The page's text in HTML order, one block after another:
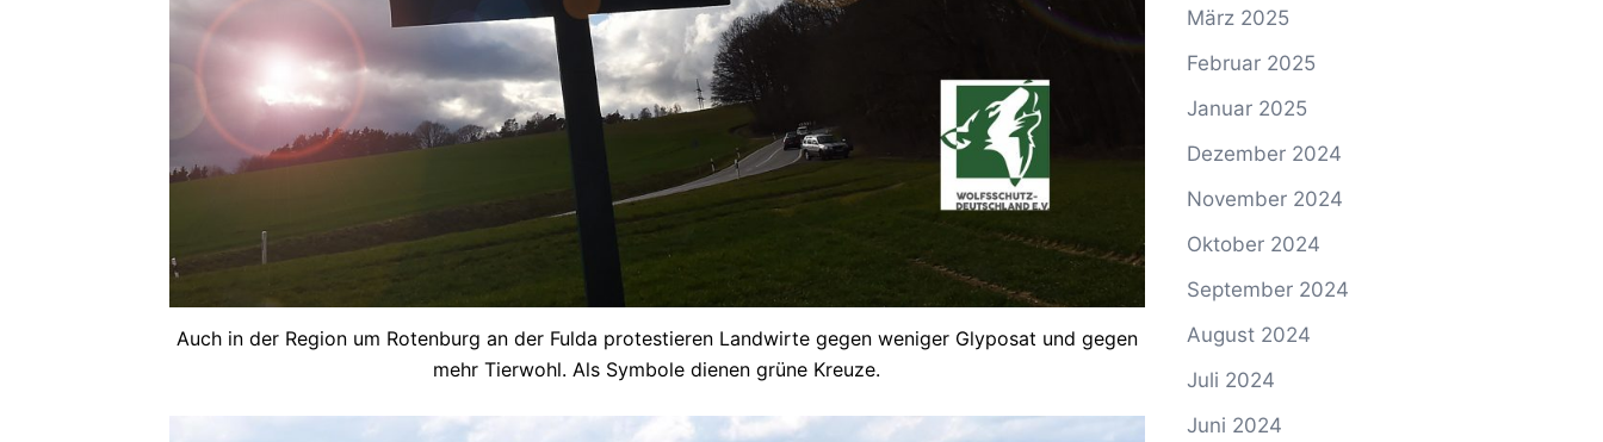
Auch in der Region um Rotenburg an der Fulda protestieren Landwirte gegen weniger Glyposat und gegen
mehr Tierwohl. Als Symbole dienen grüne Kreuze.
März 2025
Februar 2025
Januar 2025
Dezember 2024
November 2024
Oktober 2024
September 2024
August 2024
Juli 2024
Juni 2024